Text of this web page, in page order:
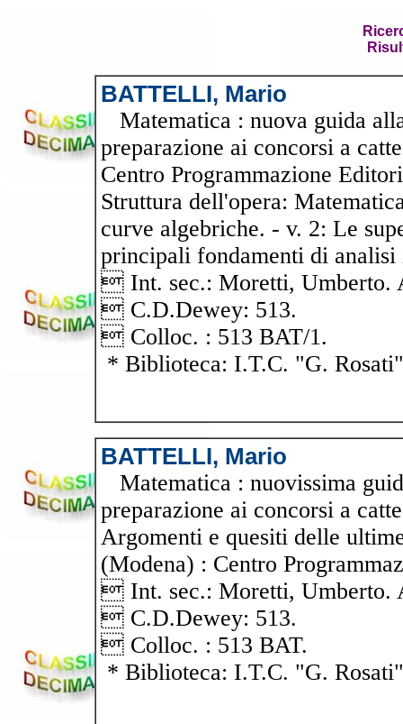
BATTELLI, Mario
Matematica : nuova guida
preparazione ai concorsi a
Centro Programmazione
Struttura dell'opera:
curve algebriche. - v. 2: Le
principali fondamenti di
 Int. sec.: Moretti, Umberto.
 C.D.Dewey: 513.
 Colloc. : 513 BAT/1.
* Biblioteca: I.T.C. "G. Rosati"
BATTELLI, Mario
Matematica : nuovissima
preparazione ai concorsi a
Argomenti e quesiti delle
(Modena) : Centro
 Int. sec.: Moretti, Umberto.
 C.D.Dewey: 513.
 Colloc. : 513 BAT.
* Biblioteca: I.T.C. "G. Rosati"